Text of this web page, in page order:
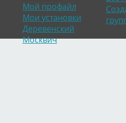
Мой профайл
Мои установки
Деревенский
Москвич